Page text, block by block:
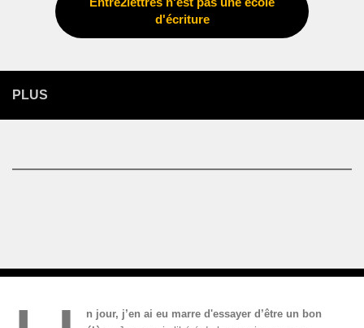
Entre2lettres n'est pas une école
d'écriture
PLUS
n jour, j’en ai eu marre d'essayer d’être un bon